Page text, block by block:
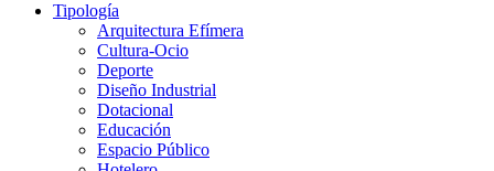
Tipología
Arquitectura Efímera
Cultura-Ocio
Deporte
Diseño Industrial
Dotacional
Educación
Espacio Público